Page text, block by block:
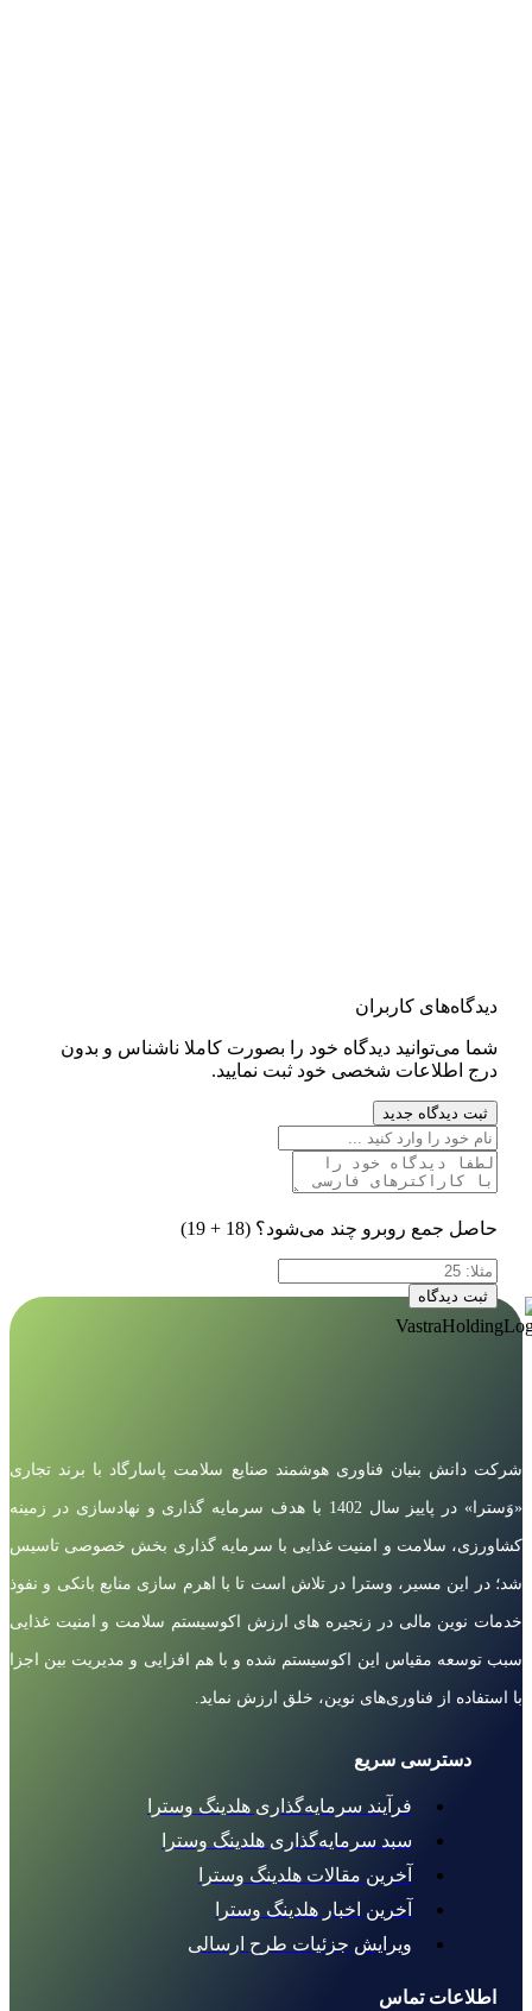
دیدگاه‌های کاربران
شما می‌توانید دیدگاه خود را بصورت کاملا ناشناس و بدون
درج اطلاعات شخصی خود ثبت نمایید.
ثبت دیدگاه جدید
حاصل جمع روبرو چند می‌شود؟ (18 + 19)
ثبت دیدگاه
شرکت دانش بنیان فناوری هوشمند صنایع سلامت پاسارگاد با برند تجاری
«وَسترا» در پاییز سال 1402 با هدف سرمایه گذاری و نهادسازی در زمینه
کشاورزی، سلامت و امنیت غذایی با سرمایه گذاری بخش خصوصی تاسیس
شد؛ در این مسیر، وسترا در تلاش است تا با اهرم سازی منابع بانکی و نفوذ
خدمات نوین مالی در زنجیره های ارزش اکوسیستم سلامت و امنیت غذایی
سبب توسعه مقیاس این اکوسیستم شده و با هم افزایی و مدیریت بین اجزا
با استفاده از فناوری‌های نوین، خلق ارزش نماید.
دسترسی سریع
فرآیند سرمایه‌گذاری هلدینگ وسترا
سبد سرمایه‌گذاری هلدینگ وسترا
آخرین مقالات هلدینگ وسترا
آخرین اخبار هلدینگ وسترا
ویرایش جزئیات طرح ارسالی
اطلاعات تماس